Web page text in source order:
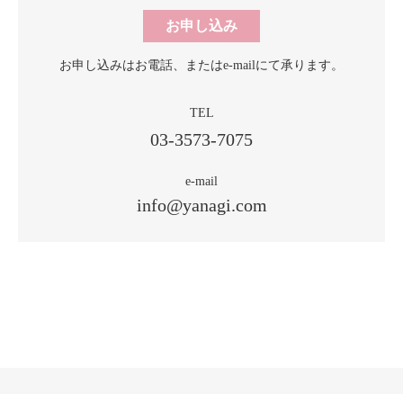
お申し込み
お申し込みはお電話、 またはe-mailにて承ります。
TEL
03-3573-7075
e-mail
info@yanagi.com